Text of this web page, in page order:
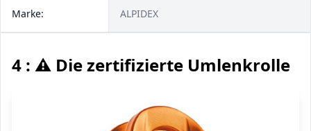
Marke: ALPIDEX
4 : ⚠️ Die zertifizierte Umlenkrolle